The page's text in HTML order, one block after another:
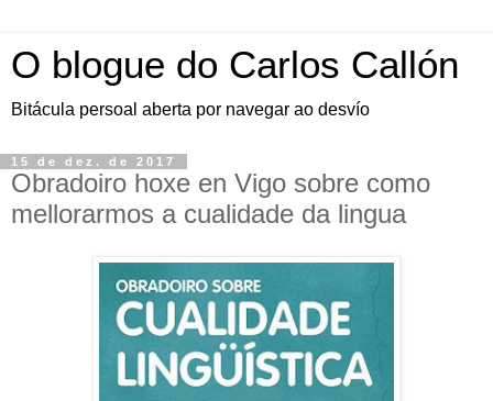
O blogue do Carlos Callón
Bitácula persoal aberta por navegar ao desvío
15 de dez. de 2017
Obradoiro hoxe en Vigo sobre como
mellorarmos a cualidade da lingua